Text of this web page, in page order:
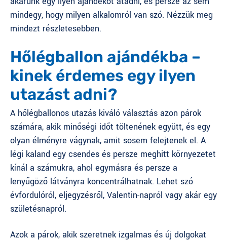
mindegy, hogy milyen alkalomról van szó. Nézzük meg
mindezt részletesebben.
Hőlégballon ajándékba –
kinek érdemes egy ilyen
utazást adni?
A hőlégballonos utazás kiváló választás azon párok
számára, akik minőségi időt töltenének együtt, és egy
olyan élményre vágynak, amit sosem felejtenek el. A
légi kaland egy csendes és persze meghitt környezetet
kínál a számukra, ahol egymásra és persze a
lenyűgöző látványra koncentrálhatnak. Lehet szó
évfordulóról, eljegyzésről, Valentin-napról vagy akár egy
születésnapról.
Azok a párok, akik szeretnek izgalmas és új dolgokat